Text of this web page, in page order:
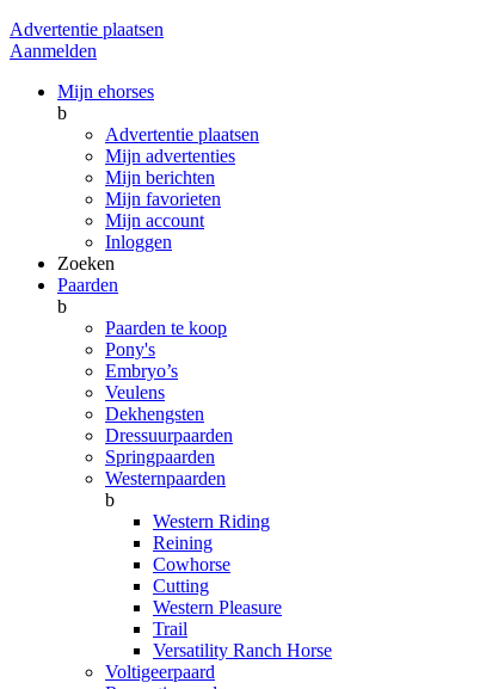
Advertentie plaatsen
Aanmelden
Mijn ehorses
b
Advertentie plaatsen
Mijn advertenties
Mijn berichten
Mijn favorieten
Mijn account
Inloggen
Zoeken
Paarden
b
Paarden te koop
Pony's
Embryo’s
Veulens
Dekhengsten
Dressuurpaarden
Springpaarden
Westernpaarden
b
Western Riding
Reining
Cowhorse
Cutting
Western Pleasure
Trail
Versatility Ranch Horse
Voltigeerpaard